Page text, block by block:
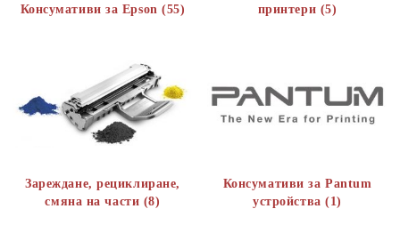
Консумативи за Epson (55)
принтери (5)
Зареждане, рециклиране,
смяна на части (8)
Консумативи за Pantum
устройства (1)